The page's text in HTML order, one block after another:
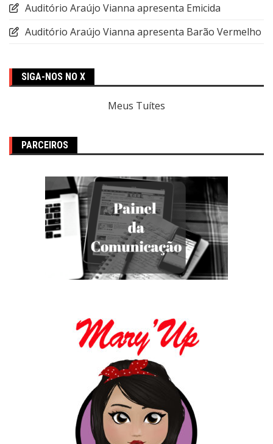
Auditório Araújo Vianna apresenta Emicida
Auditório Araújo Vianna apresenta Barão Vermelho
SIGA-NOS NO X
Meus Tuítes
PARCEIROS